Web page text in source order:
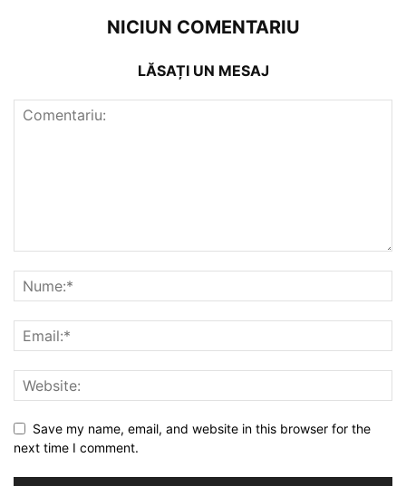
NICIUN COMENTARIU
LĂSAȚI UN MESAJ
Save my name, email, and website in this browser for the
next time I comment.